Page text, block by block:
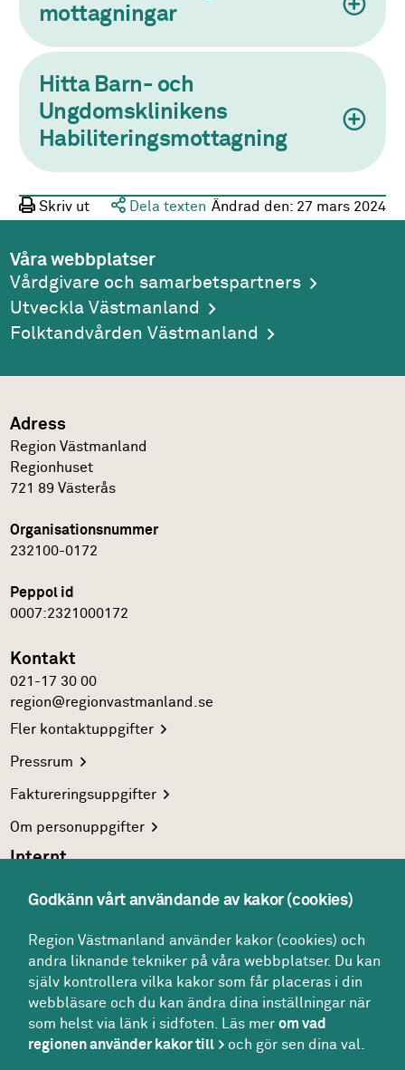
mottagningar
Hitta Barn- och
Ungdomsklinikens
Habiliteringsmottagning
Skriv ut Dela texten Ändrad den: 27 mars 2024
Våra webbplatser
Vårdgivare och samarbetspartners
Utveckla Västmanland
Folktandvården Västmanland
Adress
Region Västmanland
Regionhuset
721 89 Västerås
Organisationsnummer
232100-0172
Peppol id
0007:2321000172
Kontakt
021-17 30 00
region@regionvastmanland.se
Flerkontaktuppgifter
Pressrum
Faktureringsuppgifter
Om personuppgifter
Internt
Internasystem
Följ oss
Facebook
Instagram
Godkänn vårt användande av kakor (cookies)
Region Västmanland använder kakor (cookies) och
andra liknande tekniker på våra webbplatser. Du kan
själv kontrollera vilka kakor som får placeras i din
webbläsare och du kan ändra dina inställningar när
som helst via länk i sidfoten. Läs merom vad
regionen använder kakor till
och gör sen dina val.